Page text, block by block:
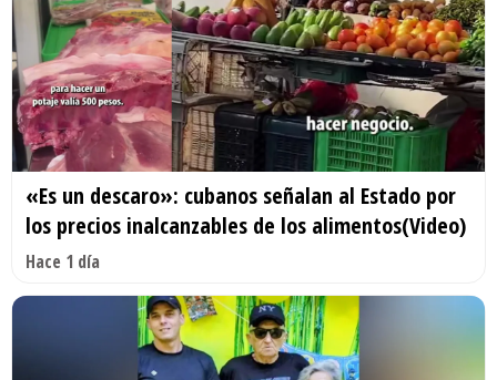
«Es un descaro»: cubanos señalan al Estado por
los precios inalcanzables de los alimentos(Video)
Hace 1 día